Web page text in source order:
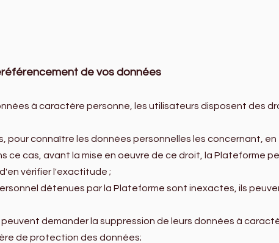
de vos données
à caractère personne, les utilisateurs disposent des
pour connaître les données personnelles les concernant,
ce cas, avant la mise en oeuvre de ce droit, la Plateforme
vérifier l'exactitude ;
détenues par la Plateforme sont inexactes, ils
demander la suppression de leurs données à
de protection des données;